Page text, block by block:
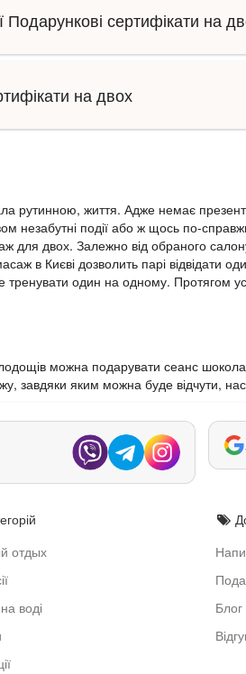
Подарункові сертифікати на
на двох
рутинною, життя. Адже немає
незабутні події або ж щось по-
для двох. Залежно від обраного
в Києві дозволить парі
тренувати один на одному. Протягом
можна подарувати сеанс
завдяки яким можна буде відчути,
Блог
отдых
воді